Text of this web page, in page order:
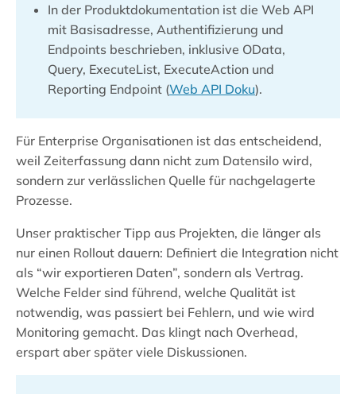
In der Produktdokumentation ist die Web API
mit Basisadresse, Authentifizierung und
Endpoints beschrieben, inklusive OData,
Query, ExecuteList, ExecuteAction und
Reporting Endpoint (Web API Doku).
Für Enterprise Organisationen ist das entscheidend,
weil Zeiterfassung dann nicht zum Datensilo wird,
sondern zur verlässlichen Quelle für nachgelagerte
Prozesse.
Unser praktischer Tipp aus Projekten, die länger als
nur einen Rollout dauern: Definiert die Integration nicht
als “wir exportieren Daten”, sondern als Vertrag.
Welche Felder sind führend, welche Qualität ist
notwendig, was passiert bei Fehlern, und wie wird
Monitoring gemacht. Das klingt nach Overhead,
erspart aber später viele Diskussionen.